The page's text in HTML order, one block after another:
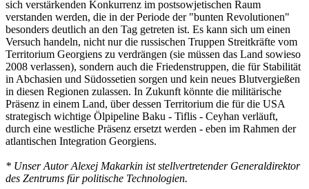
sich verstärkenden Konkurrenz im postsowjetischen Raum
verstanden werden, die in der Periode der "bunten Revolutionen"
besonders deutlich an den Tag getreten ist. Es kann sich um einen
Versuch handeln, nicht nur die russischen Truppen Streitkräfte vom
Territorium Georgiens zu verdrängen (sie müssen das Land sowieso
2008 verlassen), sondern auch die Friedenstruppen, die für Stabilität
in Abchasien und Südossetien sorgen und kein neues Blutvergießen
in diesen Regionen zulassen. In Zukunft könnte die militärische
Präsenz in einem Land, über dessen Territorium die für die USA
strategisch wichtige Ölpipeline Baku - Tiflis - Ceyhan verläuft,
durch eine westliche Präsenz ersetzt werden - eben im Rahmen der
atlantischen Integration Georgiens.
* Unser Autor Alexej Makarkin ist stellvertretender Generaldirektor
des Zentrums für politische Technologien.